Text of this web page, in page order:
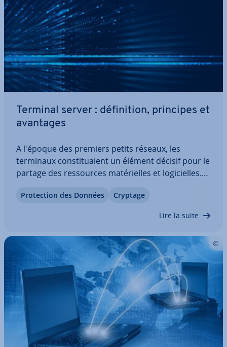
Terminal server : dé­fi­ni­tion, principes et
avantages
A l'époque des premiers petits réseaux, les
terminaux cons­ti­tuaient un élément décisif pour le
partage des res­sources ma­té­rielles et lo­gi­cielles.
tance de gestion centrale de ces réseaux, sont
Pro­tec­tion des Données Cryptage
Lire la suite